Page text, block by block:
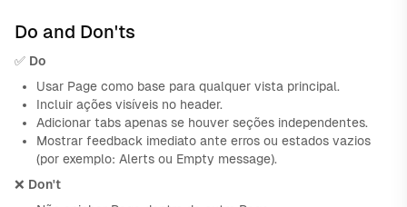
Do and Don'ts
✅ Do
Usar Page como base para qualquer vista principal.
Incluir ações visíveis no header.
Adicionar tabs apenas se houver seções independentes.
Mostrar feedback imediato ante erros ou estados vazios
(por exemplo: Alerts ou Empty message).
❌ Don't